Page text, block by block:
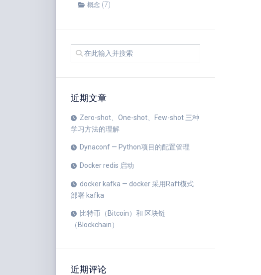
概念 (7)
近期文章
Zero-shot、One-shot、Few-shot 三种
学习方法的理解
Dynaconf — Python项目的配置管理
Docker redis 启动
docker kafka — docker 采用Raft模式
部署 kafka
比特币（Bitcoin）和 区块链
（Blockchain）
近期评论